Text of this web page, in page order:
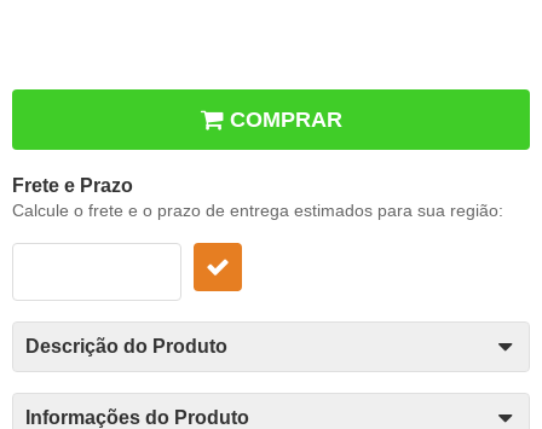
COMPRAR
Frete e Prazo
Calcule o frete e o prazo de entrega estimados para sua região:
Descrição do Produto
Informações do Produto